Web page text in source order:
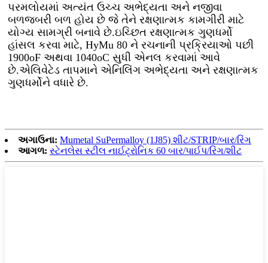
પરમલોયમાં અત્યંત ઉચ્ચ અભેદ્યતા અને નજીવા
બળજબરી બળ હોય છે જે તેને રક્ષણાત્મક કામગીરી માટે
યોગ્ય સામગ્રી બનાવે છે.ઇચ્છિત રક્ષણાત્મક ગુણધર્મો
હાંસલ કરવા માટે, HyMu 80 ને રચનાની પ્રક્રિયાઓ પછી
1900oF અથવા 1040oC સુધી એનલ કરવામાં આવે
છે.એલિવેટેડ તાપમાને એનિલિંગ અભેદ્યતા અને રક્ષણાત્મક
ગુણધર્મોને વધારે છે.
અગાઉના: Mumetal SuPermalloy (1J85) શીટ/STRIP/બાર/રિંગ
આગળ: સ્ટેનલેસ સ્ટીલ નાઈટ્રોનિક 60 બાર/પાઈપ/રિંગ/શીટ